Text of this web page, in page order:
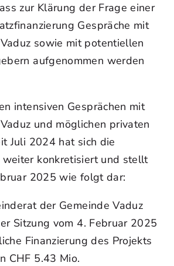
zur Klärung der Frage einer
Gespräche mit
sowie mit potentiellen
aufgenommen werden
intensiven Gesprächen mit
und möglichen privaten
Juli 2024 hat sich die
konkretisiert und stellt
2025 wie folgt dar:
der Gemeinde Vaduz
Sitzung vom 4. Februar 2025
Finanzierung des Projekts
CHF 5.43 Mio.